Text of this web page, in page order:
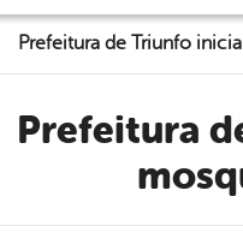
Prefeitura de Triunfo inicia ações de prevenção contra o